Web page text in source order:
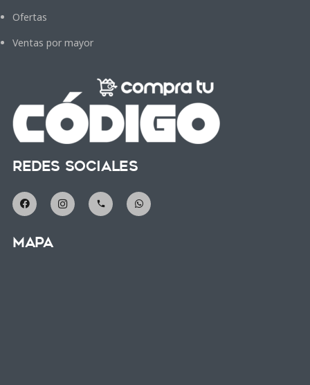
Ofertas
Ventas por mayor
Redes Sociales
phone
Mapa